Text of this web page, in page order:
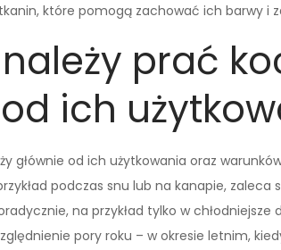
które pomogą zachować ich barwy i
prać
ich
głównie od ich użytkowania oraz
podczas snu lub na kanapie, zaleca
na przykład tylko w chłodniejsze
pory roku – w okresie letnim,